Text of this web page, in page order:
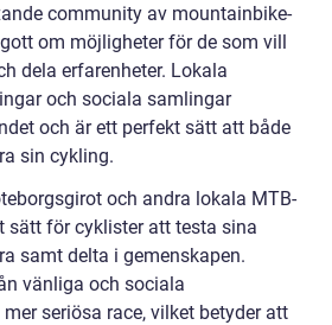
community av mountainbike-
om möjligheter för de som vill
dela erfarenheter. Lokala
och sociala samlingar
och är ett perfekt sätt att både
sin cykling.
och andra lokala MTB-
sätt för cyklister att testa sina
samt delta i gemenskapen.
vänliga och sociala
seriösa race, vilket betyder att